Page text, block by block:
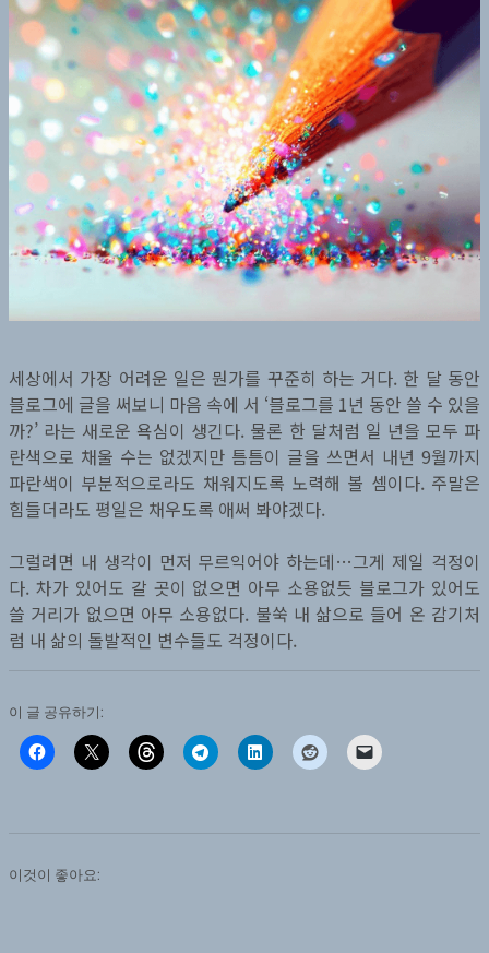
세상에서 가장 어려운 일은 뭔가를 꾸준히 하는 거다. 한 달 동안
블로그에 글을 써보니 마음 속에 서 ‘블로그를 1년 동안 쓸 수 있을
까?’ 라는 새로운 욕심이 생긴다. 물론 한 달처럼 일 년을 모두 파
란색으로 채울 수는 없겠지만 틈틈이 글을 쓰면서 내년 9월까지
파란색이 부분적으로라도 채워지도록 노력해 볼 셈이다. 주말은
힘들더라도 평일은 채우도록 애써 봐야겠다.
그럴려면 내 생각이 먼저 무르익어야 하는데…그게 제일 걱정이
다. 차가 있어도 갈 곳이 없으면 아무 소용없듯 블로그가 있어도
쓸 거리가 없으면 아무 소용없다. 불쑥 내 삶으로 들어 온 감기처
럼 내 삶의 돌발적인 변수들도 걱정이다.
이 글 공유하기:
이것이 좋아요: